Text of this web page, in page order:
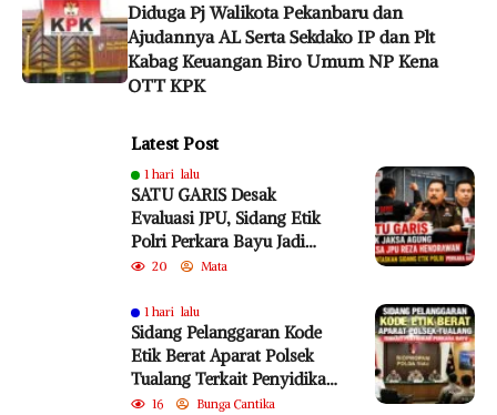
Diduga Pj Walikota Pekanbaru dan
Ajudannya AL Serta Sekdako IP dan Plt
Kabag Keuangan Biro Umum NP Kena
OTT KPK
Latest Post
1 hari lalu
SATU GARIS Desak
Evaluasi JPU, Sidang Etik
Polri Perkara Bayu Jadi
Sorotan
20 Mata
1 hari lalu
Sidang Pelanggaran Kode
Etik Berat Aparat Polsek
Tualang Terkait Penyidikan
Perkara Bayu
16 Bunga Cantika